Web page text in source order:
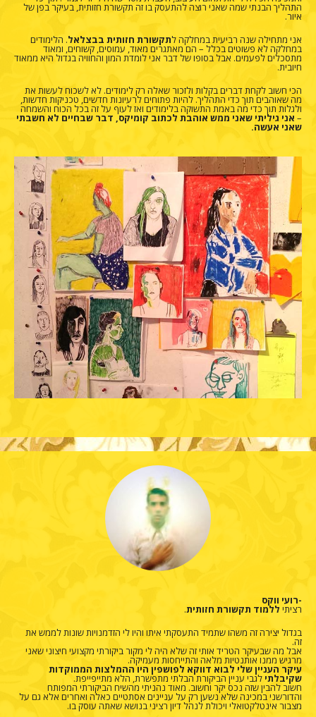
התהליך הבנתי שמה שאני רוצה להתעסק בו זה תקשורת חזותית, בעיקר בפן של
איור.
אני מתחילה שנה רביעית במחלקה לתקשורת חזותית בבצלאל. הלימודים
במחלקה לא פשוטים בכלל – הם מאתגרים מאוד, עמוסים, קשוחים, ומאוד
מתסכלים לפעמים. אבל בסופו של דבר אני לומדת המון והחוויה בגדול היא ממאוד
חיובית.
הכי חשוב לקחת דברים בקלות ולזכור שאלה רק לימודים. לא לשכוח לעשות את
מה שאוהבים תוך כדי התהליך. להיות פתוחים לרעיונות חדשים, טכניקות חדשות,
ולגלות תוך כדי מה באמת התשוקה בלימודים ואז לעוף על זה בכל הכוח והשמחה
– אני גיליתי שאני ממש אוהבת לכתוב קומיקס, דבר שבחיים לא חשבתי
שאני אעשה.
-רועי ווקס
רציתי ללמוד תקשורת חזותית.
בגדול יצירה זה משהו שתמיד התעסקתי איתו והיו לי הזדמנויות שונות לממש את
זה.
אבל מה שבעיקר הטריד אותי זה שלא היה לי מקור ביקורתי מקצועי חיצוני שאני
מרגיש ממנו אותנטיות מלאה והתייחסות מעמיקה.
עיקר העניין שלי לבוא דווקא לפושפין היו ההמלצות הממוקדות
שקיבלתי לגבי עניין הביקורת הבלתי מתפשרת, הלא מתייפייפת.
חשוב להבין שזה נכס יקר וחשוב. מאוד נהניתי מהשיח הביקורתי המפותח
והדורשני במכינה שלא נשען רק על עניינים אסתטיים כאלה ואחרים אלא גם על
מצבור אינטלקטואלי ויכולת לנהל דיון רציני בנושא שאתה עוסק בו.